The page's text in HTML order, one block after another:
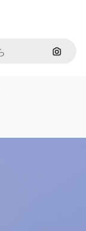
画像で